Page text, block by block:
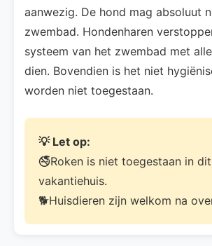
aanwezig. De hond mag absoluut
zwembad. Hondenharen
systeem van het zwembad met
dien. Bovendien is het niet
worden niet toegestaan.
💡 Let op:
🚭Roken is niet toegestaan in dit
vakantiehuis.
🐕Huisdieren zijn welkom na